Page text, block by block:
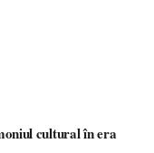
cultural în era